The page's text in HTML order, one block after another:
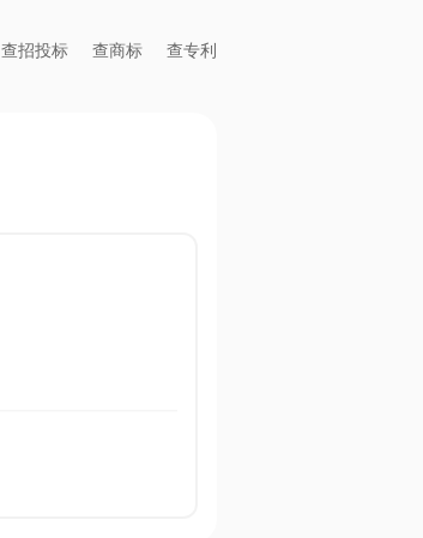
查招投标 查商标 查专利